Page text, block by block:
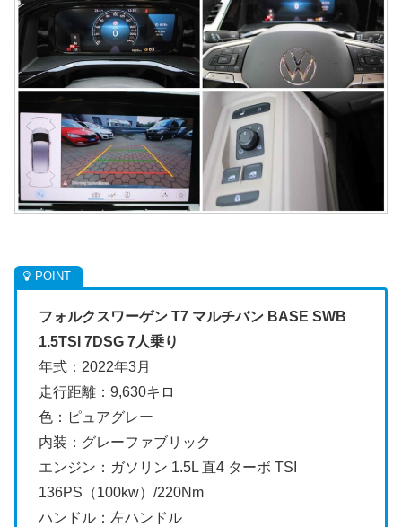
フォルクスワーゲン T7 マルチバン BASE SWB
1.5TSI 7DSG 7人乗り
年式：2022年3月
走行距離：9,630キロ
色：ピュアグレー
内装：グレーファブリック
エンジン：ガソリン 1.5L 直4 ターボ TSI
136PS（100kw）/220Nm
ハンドル：左ハンドル